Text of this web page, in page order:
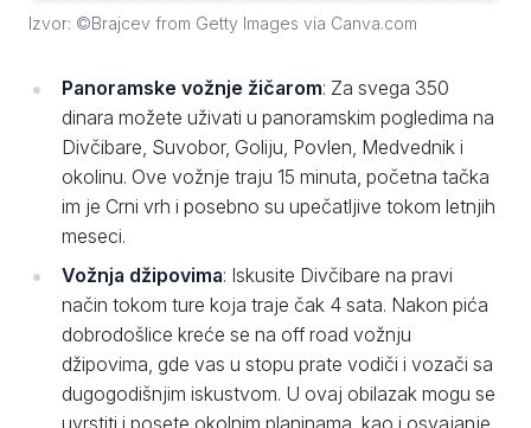
Izvor: ©Brajcev from Getty Images via Canva.com
Panoramske vožnje žičarom: Za svega 350
dinara možete uživati u panoramskim pogledima na
Divčibare, Suvobor, Goliju, Povlen, Medvednik i
okolinu. Ove vožnje traju 15 minuta, početna tačka
im je Crni vrh i posebno su upečatljive tokom letnjih
meseci.
Vožnja džipovima: Iskusite Divčibare na pravi
način tokom ture koja traje čak 4 sata. Nakon pića
dobrodošlice kreće se na off road vožnju
džipovima, gde vas u stopu prate vodiči i vozači sa
dugogodišnjim iskustvom. U ovaj obilazak mogu se